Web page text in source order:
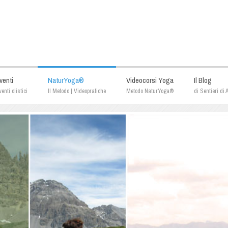
olistici
NaturYoga®
Il Metodo | Videopratiche
Videocorsi Yoga
Metodo NaturYoga®
Il Blog
di Sentieri di